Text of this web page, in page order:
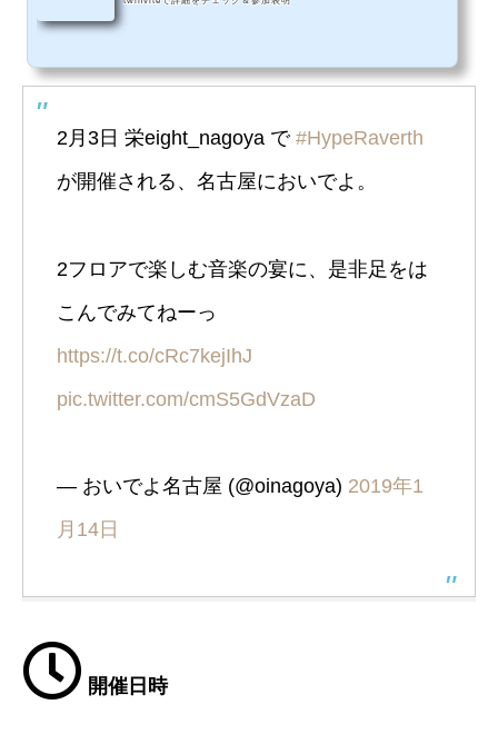
2月3日 栄eight_nagoya で #HypeRaverth
が開催される、名古屋においでよ。
2フロアで楽しむ音楽の宴に、是非足をは
こんでみてねーっ
https://t.co/cRc7kejIhJ
pic.twitter.com/cmS5GdVzaD
— おいでよ名古屋 (@oinagoya) 2019年1
月14日
開催日時